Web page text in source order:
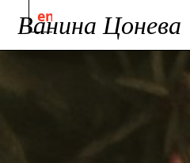
en
Ванина Цонева